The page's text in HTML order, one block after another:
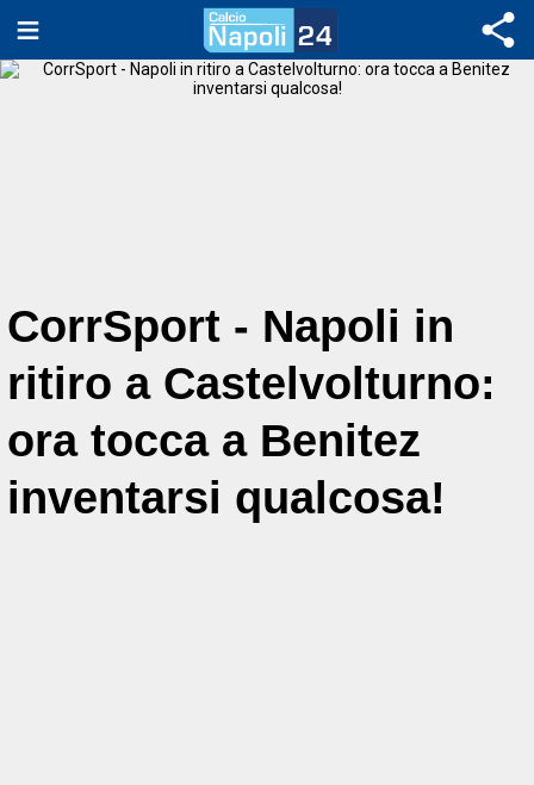
CorrSport - Napoli in
ritiro a Castelvolturno:
ora tocca a Benitez
inventarsi qualcosa!